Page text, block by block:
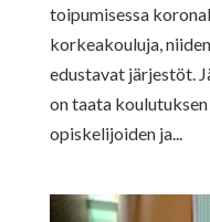
toipumisessa
korkeakouluja,
edustavat järjestöt.
on taata
opiskelijoiden ja...